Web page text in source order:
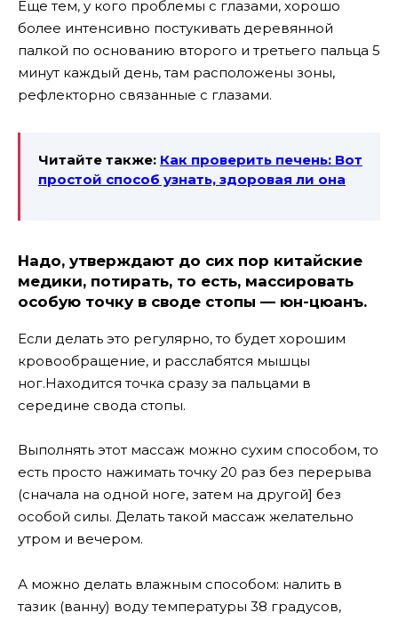
Еще тем, у кого проблемы с глазами, хорошо
более интенсивно постукивать деревянной
палкой по основанию второго и третьего пальца 5
минут каждый день, там расположены зоны,
рефлекторно связанные с глазами.
Читайте также: Как проверить печень: Вот
простой способ узнать, здоровая ли она
Надо, утверждают до сих пор китайские
медики, потирать, то есть, массировать
особую точку в своде стопы — юн-цюанъ.
Если делать это регулярно, то будет хорошим
кровообращение, и расслабятся мышцы
ног.Находится точка сразу за пальцами в
середине свода стопы.
Выполнять этот массаж можно сухим способом, то
есть просто нажимать точку 20 раз без перерыва
(сначала на одной ноге, затем на другой] без
особой силы. Делать такой массаж желательно
утром и вечером.
А можно делать влажным способом: налить в
тазик (ванну) воду температуры 38 градусов,